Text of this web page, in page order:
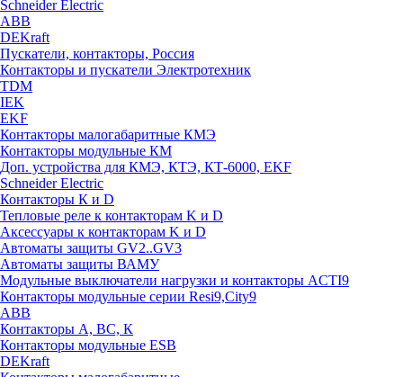
Schneider Electric
ABB
DEKraft
Пускатели, контакторы, Россия
Контакторы и пускатели Электротехник
TDM
IEK
EKF
Контакторы малогабаритные КМЭ
Контакторы модульные КМ
Доп. устройства для КМЭ, КТЭ, КТ-6000, EKF
Schneider Electric
Контакторы К и D
Тепловые реле к контакторам K и D
Аксессуары к контакторам K и D
Автоматы защиты GV2..GV3
Автоматы защиты ВАМУ
Модульные выключатели нагрузки и контакторы ACTI9
Контакторы модульные серии Resi9,City9
ABB
Контакторы А, ВС, К
Контакторы модульные ESB
DEKraft